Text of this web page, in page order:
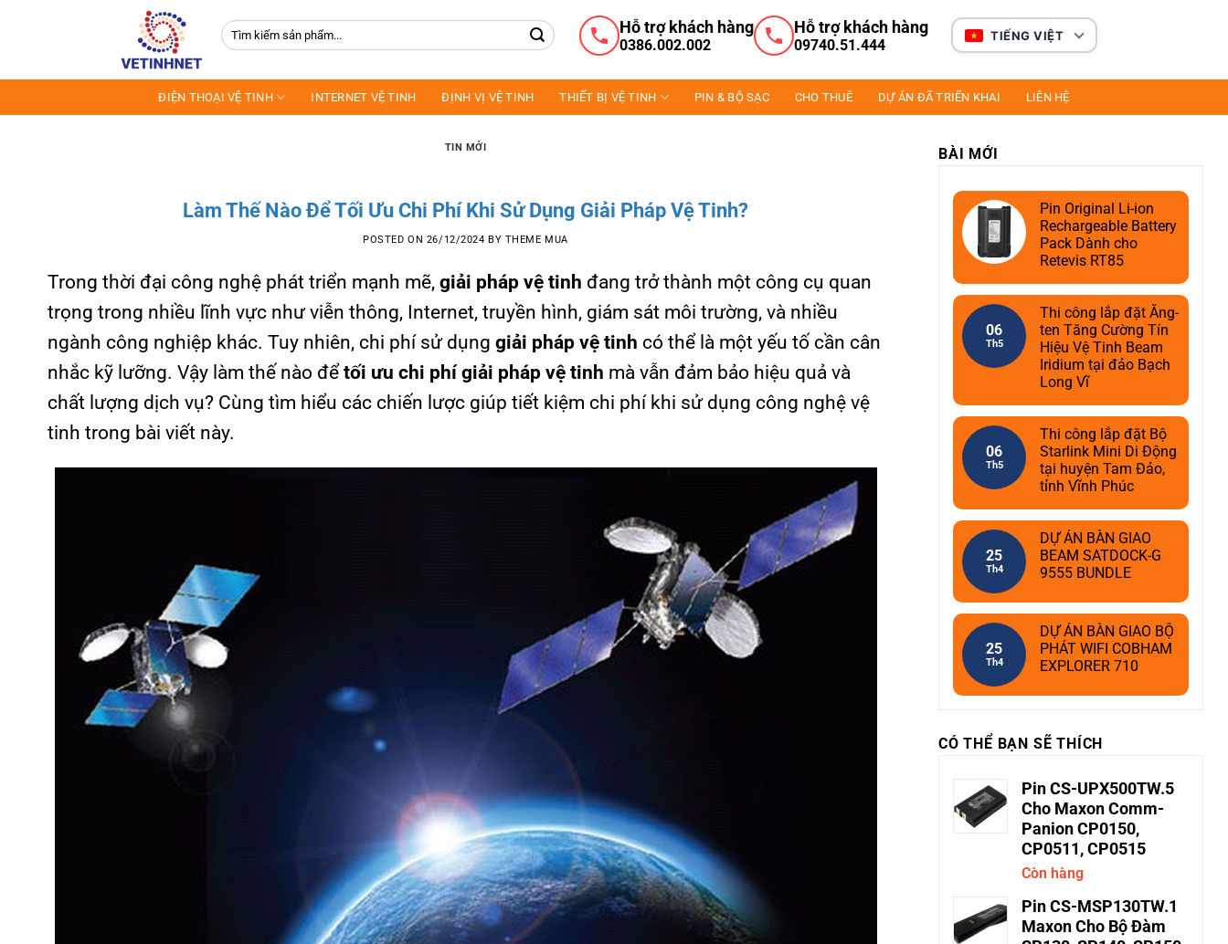
Tìm
kiếm:
Hỗ trợ khách hàng
0386.002.002
Hỗ trợ khách hàng
09740.51.444
TIẾNG VIỆT
ĐIỆN THOẠI VỆ TINH INTERNET VỆ TINH ĐỊNH VỊ VỆ TINH THIẾT BỊ VỆ TINH PIN & BỘ SẠC CHO THUÊ DỰ ÁN ĐÃ TRIỂN KHAI LIÊN HỆ
TIN MỚI
Làm Thế Nào Để Tối Ưu Chi Phí Khi Sử Dụng Giải Pháp Vệ Tinh?
POSTED ON 26/12/2024 BY THEME MUA
Trong thời đại công nghệ phát triển mạnh mẽ, giải pháp vệ tinh đang trở thành một công cụ quan
trọng trong nhiều lĩnh vực như viễn thông, Internet, truyền hình, giám sát môi trường, và nhiều
ngành công nghiệp khác. Tuy nhiên, chi phí sử dụng giải pháp vệ tinh có thể là một yếu tố cần cân
nhắc kỹ lưỡng. Vậy làm thế nào đểtối ưu chi phí giải pháp vệ tinh mà vẫn đảm bảo hiệu quả và
chất lượng dịch vụ? Cùng tìm hiểu các chiến lược giúp tiết kiệm chi phí khi sử dụng công nghệ vệ
tinh trong bài viết này.
BÀI MỚI
Pin Original Li-ion
Rechargeable Battery
Pack Dành cho
Retevis RT85
06
Th5
Thi công lắp đặt Ăng-
ten Tăng Cường Tín
Hiệu Vệ Tinh Beam
Iridium tại đảo Bạch
Long Vĩ
06
Th5
Thi công lắp đặt Bộ
Starlink Mini Di Động
tại huyện Tam Đảo,
tỉnh Vĩnh Phúc
25
Th4
DỰ ÁN BÀN GIAO
BEAM SATDOCK-G
9555 BUNDLE
25
Th4
DỰ ÁN BÀN GIAO BỘ
PHÁT WIFI COBHAM
EXPLORER 710
CÓ THỂ BẠN SẼ THÍCH
Pin CS-UPX500TW.5
Cho Maxon Comm-
Panion CP0150,
CP0511, CP0515
Còn hàng
Pin CS-MSP130TW.1
Maxon Cho Bộ Đàm